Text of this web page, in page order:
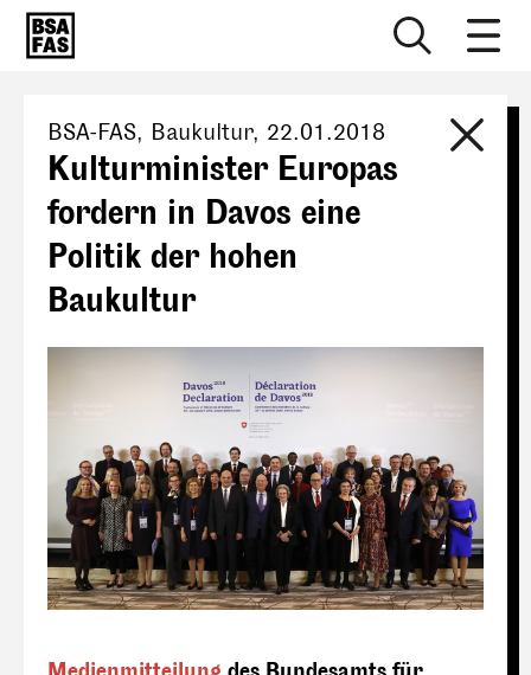
BSA-FAS, Baukultur, 22.01.2018
Kulturminister Europas
fordern in Davos eine
Politik der hohen
Baukultur